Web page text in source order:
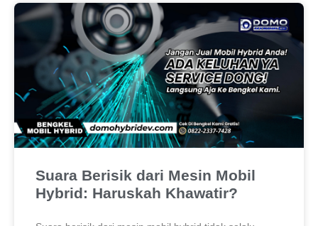
Suara Berisik dari Mesin Mobil
Hybrid: Haruskah Khawatir?